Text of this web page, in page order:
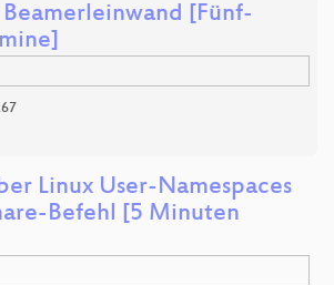
Beamerleinwand [Fünf-
Linux User-Namespaces
Befehl [5 Minuten